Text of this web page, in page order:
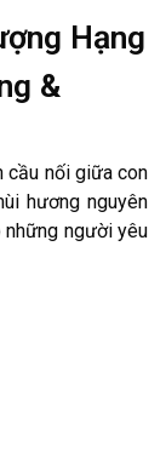
Hạng
&
cầu nối giữa con
hương nguyên
những người yêu